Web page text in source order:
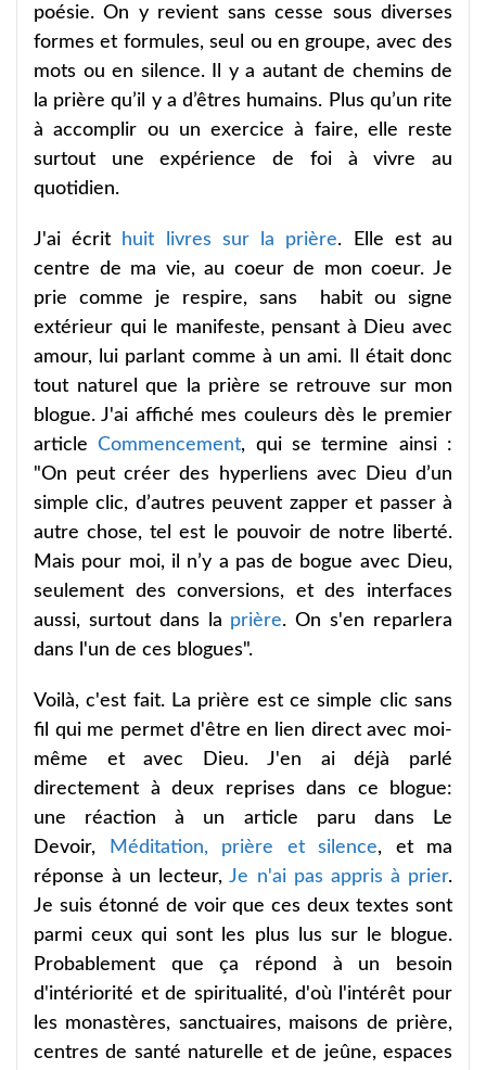
poésie. On y revient sans cesse sous diverses
formes et formules, seul ou en groupe, avec des
mots ou en silence. Il y a autant de chemins de
la prière qu’il y a d’êtres humains. Plus qu’un rite
à accomplir ou un exercice à faire, elle reste
surtout une expérience de foi à vivre au
quotidien.
J'ai écrit huit livres sur la prière. Elle est au
centre de ma vie, au coeur de mon coeur. Je
prie comme je respire, sans habit ou signe
extérieur qui le manifeste, pensant à Dieu avec
amour, lui parlant comme à un ami. Il était donc
tout naturel que la prière se retrouve sur mon
blogue. J'ai affiché mes couleurs dès le premier
articleCommencement, qui se termine ainsi :
"On peut créer des hyperliens avec Dieu d’un
simple clic, d’autres peuvent zapper et passer à
autre chose, tel est le pouvoir de notre liberté.
Mais pour moi, il n’y a pas de bogue avec Dieu,
seulement des conversions, et des interfaces
aussi, surtout dans la prière. On s'en reparlera
dans l'un de ces blogues".
Voilà, c'est fait. La prière est ce simple clic sans
fil qui me permet d'être en lien direct avec moi-
même et avec Dieu. J'en ai déjà parlé
directement à deux reprises dans ce blogue:
une réaction à un article paru dans Le
Devoir,
Méditation, prière et silence, et ma
réponse à un lecteur,Je n'ai pas appris à prier.
Je suis étonné de voir que ces deux textes sont
parmi ceux qui sont les plus lus sur le blogue.
Probablement que ça répond à un besoin
d'intériorité et de spiritualité, d'où l'intérêt pour
les monastères, sanctuaires, maisons de prière,
centres de santé naturelle et de jeûne, espaces